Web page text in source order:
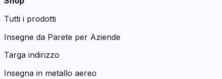
Tutti i prodotti
Insegne da Parete per Aziende
Targa indirizzo
Insegna in metallo aereo